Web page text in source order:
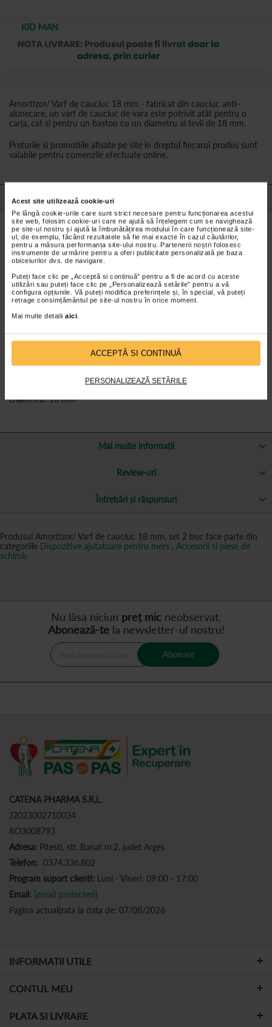
Acest site utilizează cookie-uri
Pe lângă cookie-urile care sunt strict necesare pentru funcționarea acestui
site web, folosim cookie-uri care ne ajută să înțelegem cum se navighează
pe site-ul nostru și ajută la îmbunătățirea modului în care funcționează site-
ul, de exemplu, făcând rezultatele să fie mai exacte în cazul căutărilor,
pentru a măsura performanța site-ului nostru. Partenerii noștri folosesc
instrumente de urmărire pentru a oferi publicitate personalizată pe baza
obiceiurilor dvs. de navigare.
Puteți face clic pe „Acceptă si continuă” pentru a fi de acord cu aceste
utilizări sau puteți face clic pe „Personalizează setările” pentru a vă
configura opțiunile. Vă puteți modifica preferințele și, în special, vă puteți
retrage consimțământul pe site-ul nostru în orice moment.
Mai multe detalii aici.
ACCEPTĂ SI CONTINUĂ
PERSONALIZEAZĂ SETĂRILE
KID MAN
Amortizor/ Varf de cauciuc 18 mm - fabricat din cauciuc anti-
alunecare, un varf de cauciuc de vara este potrivit atât pentru o
carja, cat si pentru un baston cu un diametru al tevii de 18 mm.
Preturile si promotiile afisate pe site in dreptul fiecarui produs sunt
valabile pentru comenzile efectuate online.
Detalii despre produs
Caracteristici amortizor/ varf de cauciuc 18 mm, set
2 bucati
Baza acestui varf este intărita cu o placa metalica, care asigura
durabilitatea si previne uzura si deteriorarea atat de rapida a
varfului/ amortizorului.
Amortizorul este ușor de montat.
Culoare gri.
incat doar un produs de calitate ajunge la utilizator.
Va rugam sa cititi cu atentie Instructiunile de utilizare si
intretinere si Recomandarile pentru siguranta dumneavoastra!
Diametru: 18 mm
Mai multe informații
Review-uri
Întrebări și răspunsuri
Produsul Amortizor/ Varf de cauciuc 18 mm, set 2 buc face parte din
categoriile Dispozitive ajutatoare pentru mers , Accesorii si piese de
schimb
Nu lăsa niciun preț mic neobservat.
Abonează-tela newsletter-ul nostru!
Abonare
CATENA PHARMA S.R.L.
J2023002710034
RO3008793
Adresa: Pitesti, str. Banat nr.2, judet Arges
Telefon: 0374.336.802
Program suport clienti: Luni - Vineri: 09:00 - 17:00
Email: [email protected]
Pagina actualizata la data de: 07/08/2026
INFORMATII UTILE
CONTUL MEU
PLATA SI LIVRARE